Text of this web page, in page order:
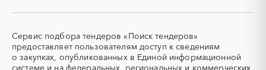
ТЭН
(Теплоэлектронагреватель)
УДС (установки
депарафинизации скважин)
УКПГ
ЯТЭК
Краснодарский край
Красноярский край
Крым
Курганская область
Сервис подбора тендеров «Поиск тендеров»
предоставляет пользователям доступ к сведениям
о закупках, опубликованных в Единой информационной
системе и на федеральных, региональных и коммерческих